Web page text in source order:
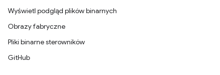
Wyświetl podgląd plików binarnych
Obrazy fabryczne
Pliki binarne sterowników
GitHub